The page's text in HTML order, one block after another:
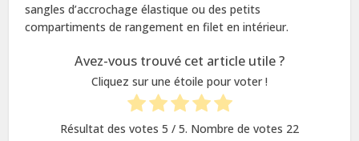
sangles d’accrochage élastique ou des petits
compartiments de rangement en filet en intérieur.
Avez-vous trouvé cet article utile ?
Cliquez sur une étoile pour voter !
Résultat des votes 5 / 5. Nombre de votes 22